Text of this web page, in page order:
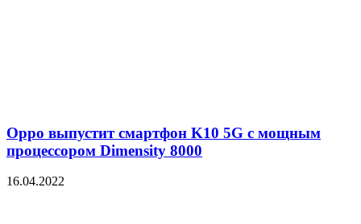
Oppo выпустит смартфон K10 5G с мощным
процессором Dimensity 8000
16.04.2022